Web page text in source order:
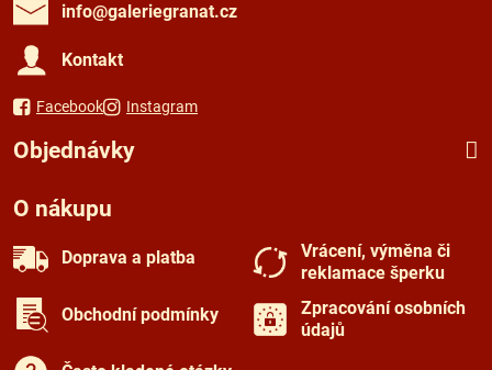
info​@galeriegranat​.cz
Kontakt
Facebook Instagram
Objednávky
O nákupu
Doprava a platba
Vrácení, výměna či
reklamace šperku
Obchodní podmínky
Zpracování osobních
údajů